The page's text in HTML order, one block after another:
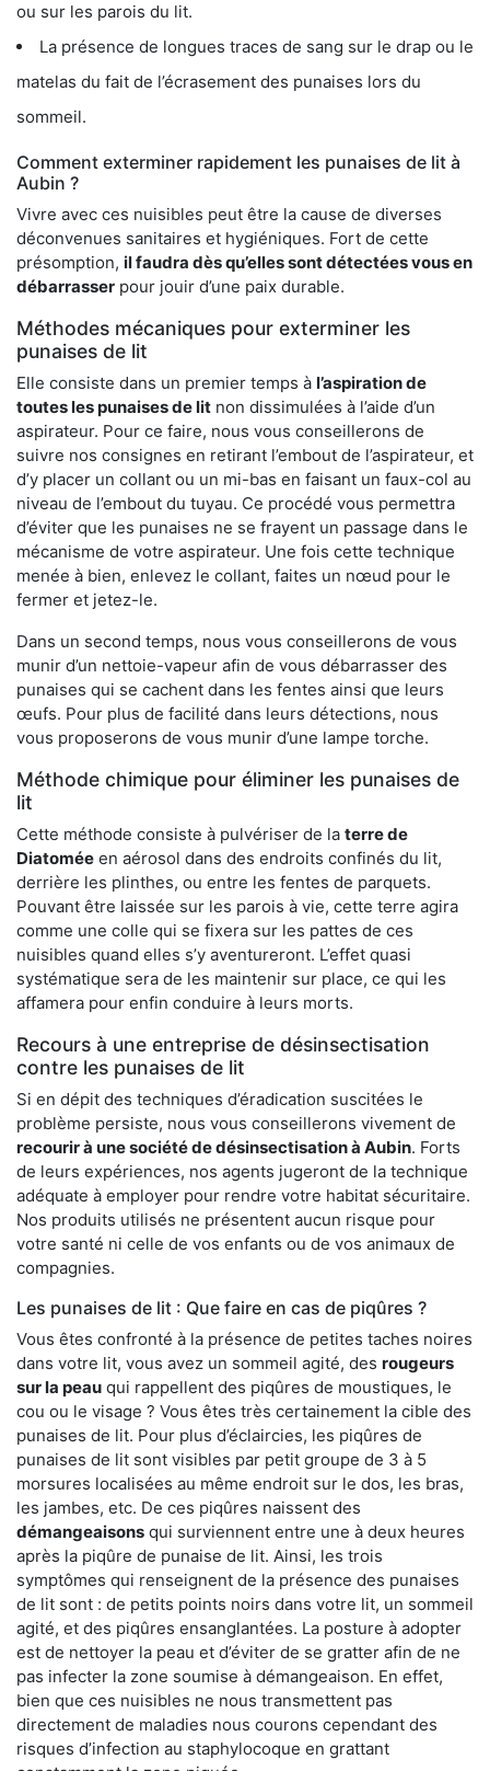
ou sur les parois du lit.
La présence de longues traces de sang sur le drap ou le
matelas du fait de l’écrasement des punaises lors du
sommeil.
Comment exterminer rapidement les punaises de lit à
Aubin ?
Vivre avec ces nuisibles peut être la cause de diverses
déconvenues sanitaires et hygiéniques. Fort de cette
présomption, il faudra dès qu’elles sont détectées vous en
débarrasser pour jouir d’une paix durable.
Méthodes mécaniques pour exterminer les
punaises de lit
Elle consiste dans un premier temps à l’aspiration de
toutes les punaises de lit non dissimulées à l’aide d’un
aspirateur. Pour ce faire, nous vous conseillerons de
suivre nos consignes en retirant l’embout de l’aspirateur, et
d’y placer un collant ou un mi-bas en faisant un faux-col au
niveau de l’embout du tuyau. Ce procédé vous permettra
d’éviter que les punaises ne se frayent un passage dans le
mécanisme de votre aspirateur. Une fois cette technique
menée à bien, enlevez le collant, faites un nœud pour le
fermer et jetez-le.
Dans un second temps, nous vous conseillerons de vous
munir d’un nettoie-vapeur afin de vous débarrasser des
punaises qui se cachent dans les fentes ainsi que leurs
œufs. Pour plus de facilité dans leurs détections, nous
vous proposerons de vous munir d’une lampe torche.
Méthode chimique pour éliminer les punaises de
lit
Cette méthode consiste à pulvériser de la terre de
Diatomée en aérosol dans des endroits confinés du lit,
derrière les plinthes, ou entre les fentes de parquets.
Pouvant être laissée sur les parois à vie, cette terre agira
comme une colle qui se fixera sur les pattes de ces
nuisibles quand elles s’y aventureront. L’effet quasi
systématique sera de les maintenir sur place, ce qui les
affamera pour enfin conduire à leurs morts.
Recours à une entreprise de désinsectisation
contre les punaises de lit
Si en dépit des techniques d’éradication suscitées le
problème persiste, nous vous conseillerons vivement de
recourir à une société de désinsectisation à Aubin. Forts
de leurs expériences, nos agents jugeront de la technique
adéquate à employer pour rendre votre habitat sécuritaire.
Nos produits utilisés ne présentent aucun risque pour
votre santé ni celle de vos enfants ou de vos animaux de
compagnies.
Les punaises de lit : Que faire en cas de piqûres ?
Vous êtes confronté à la présence de petites taches noires
dans votre lit, vous avez un sommeil agité, des rougeurs
sur la peau qui rappellent des piqûres de moustiques, le
cou ou le visage ? Vous êtes très certainement la cible des
punaises de lit. Pour plus d’éclaircies, les piqûres de
punaises de lit sont visibles par petit groupe de 3 à 5
morsures localisées au même endroit sur le dos, les bras,
les jambes, etc. De ces piqûres naissent des
démangeaisons qui surviennent entre une à deux heures
après la piqûre de punaise de lit. Ainsi, les trois
symptômes qui renseignent de la présence des punaises
de lit sont : de petits points noirs dans votre lit, un sommeil
agité, et des piqûres ensanglantées. La posture à adopter
est de nettoyer la peau et d’éviter de se gratter afin de ne
pas infecter la zone soumise à démangeaison. En effet,
bien que ces nuisibles ne nous transmettent pas
directement de maladies nous courons cependant des
risques d’infection au staphylocoque en grattant